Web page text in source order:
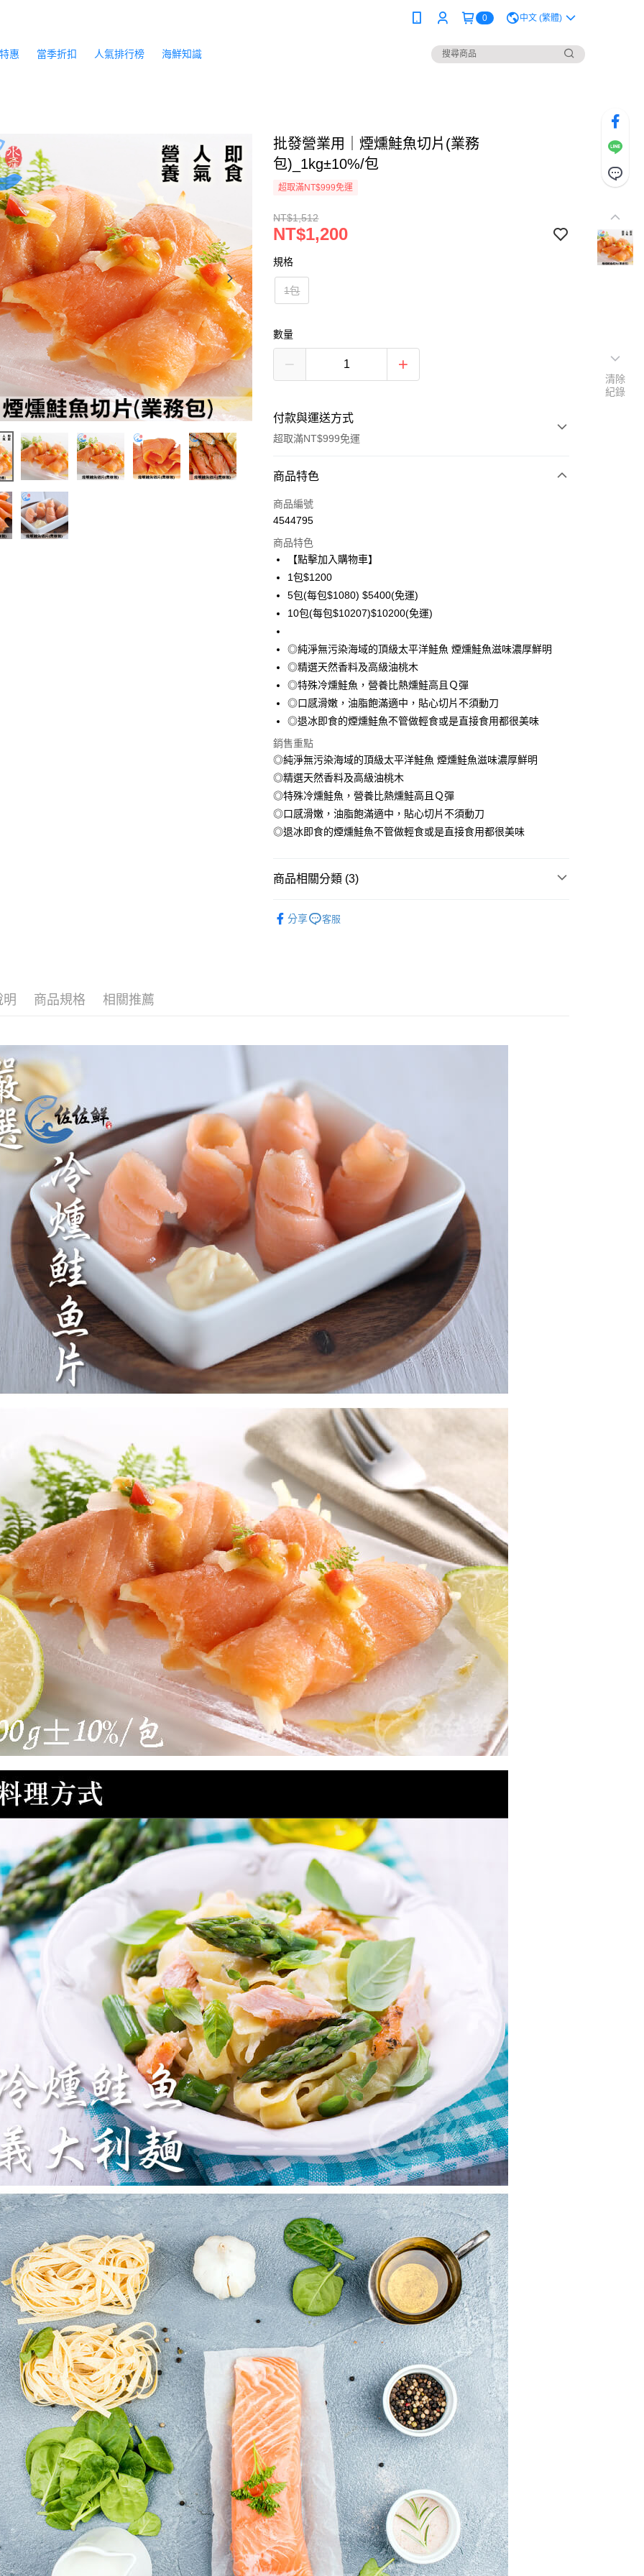
0 中文 (繁體)
惠 當季折扣 人氣排行榜 海鮮知識
批發營業用｜煙燻鮭魚切片(業務
包)_1kg±10%/包
超取滿NT$999免運
NT$1,512
NT$1,200
規格
1包
數量
付款與運送方式
超取滿NT$999免運
付款方式
信用卡一次付款
3 期 0 利率 每期
合作金庫商業銀行
華南商業銀行
國泰世華商業銀行
匯豐（台灣）商業銀行
華泰商業銀行
聯邦商業銀行
元大商業銀行
永豐商業銀行
台新國際商業銀行
中國信託商業銀行
台灣樂天信用卡公司
6 期 0 利率 每期
合作金庫商業銀行
華南商業銀行
臺灣中小企業銀行
台中商業銀行
匯豐（台灣）商業銀行
聯邦商業銀行
遠東國際商業銀行
元大商業銀行
永豐商業銀行
玉山商業銀行
星展（台灣）商業銀行
台灣樂天信用卡公司
LINE Pay
悠遊付
ATM付款
貨到付款
運送方式
冷凍7-11取貨(快速到店，到貨後4天內需取貨)
每筆NT$150，滿NT$999(含以上)免運費
冷凍宅配-抗凍紙箱裝(可備註改保麗龍箱)
冷凍宅配-紙箱裝
冷凍貨到付款
商品特色
商品編號
4544795
商品特色
【點擊加入購物車】
1包$1200
5包(每包$1080) $5400(免運)
10包(每包$10207)$10200(免運)
◎純淨無污染海域的頂級太平洋鮭魚 煙燻鮭魚滋味濃厚鮮明
◎精選天然香料及高級油桃木
◎特殊冷燻鮭魚，營養比熱燻鮭高且Ｑ彈
◎口感滑嫩，油脂飽滿適中，貼心切片不須動刀
◎退冰即食的煙燻鮭魚不管做輕食或是直接食用都很美味
銷售重點
◎純淨無污染海域的頂級太平洋鮭魚 煙燻鮭魚滋味濃厚鮮明
◎精選天然香料及高級油桃木
◎特殊冷燻鮭魚，營養比熱燻鮭高且Ｑ彈
◎口感滑嫩，油脂飽滿適中，貼心切片不須動刀
◎退冰即食的煙燻鮭魚不管做輕食或是直接食用都很美味
商品相關分類 (3)
分享 客服
明 商品規格 相關推薦
清除
紀錄